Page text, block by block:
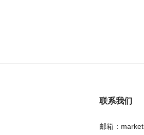
联系我们
邮箱：